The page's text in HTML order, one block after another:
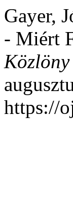
Gayer,
- Miért
Közlöny
https://